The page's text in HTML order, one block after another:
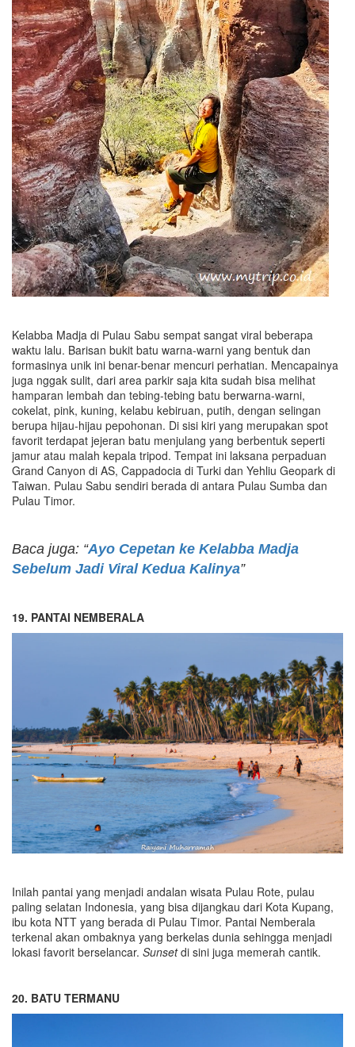
Kelabba Madja di Pulau Sabu sempat sangat viral beberapa
waktu lalu. Barisan bukit batu warna-warni yang bentuk dan
formasinya unik ini benar-benar mencuri perhatian. Mencapainya
juga nggak sulit, dari area parkir saja kita sudah bisa melihat
hamparan lembah dan tebing-tebing batu berwarna-warni,
cokelat, pink, kuning, kelabu kebiruan, putih, dengan selingan
berupa hijau-hijau pepohonan. Di sisi kiri yang merupakan spot
favorit terdapat jejeran batu menjulang yang berbentuk seperti
jamur atau malah kepala tripod. Tempat ini laksana perpaduan
Grand Canyon di AS, Cappadocia di Turki dan Yehliu Geopark di
Taiwan. Pulau Sabu sendiri berada di antara Pulau Sumba dan
Pulau Timor.
Baca juga: “Ayo Cepetan ke Kelabba Madja
Sebelum Jadi Viral Kedua Kalinya”
19. PANTAI NEMBERALA
Inilah pantai yang menjadi andalan wisata Pulau Rote, pulau
paling selatan Indonesia, yang bisa dijangkau dari Kota Kupang,
ibu kota NTT yang berada di Pulau Timor. Pantai Nemberala
terkenal akan ombaknya yang berkelas dunia sehingga menjadi
lokasi favorit berselancar. Sunsetdi sini juga memerah cantik.
20. BATU TERMANU